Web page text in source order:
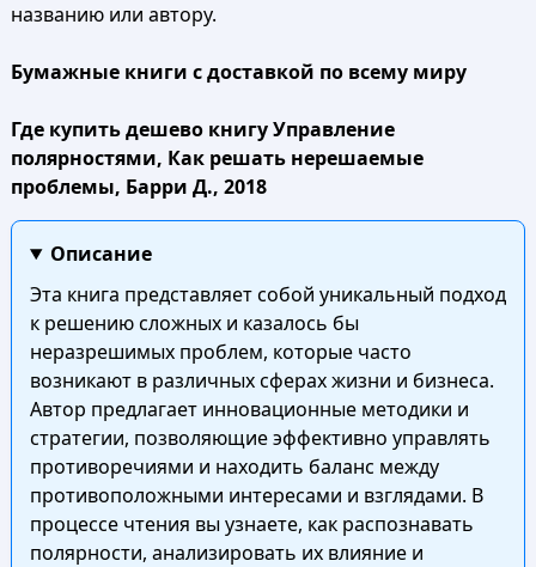
названию или автору.
Бумажные книги с доставкой по всему миру
Где купить дешево книгу Управление
полярностями, Как решать нерешаемые
проблемы, Барри Д., 2018
Описание
Эта книга представляет собой уникальный подход
к решению сложных и казалось бы
неразрешимых проблем, которые часто
возникают в различных сферах жизни и бизнеса.
Автор предлагает инновационные методики и
стратегии, позволяющие эффективно управлять
противоречиями и находить баланс между
противоположными интересами и взглядами. В
процессе чтения вы узнаете, как распознавать
полярности, анализировать их влияние и